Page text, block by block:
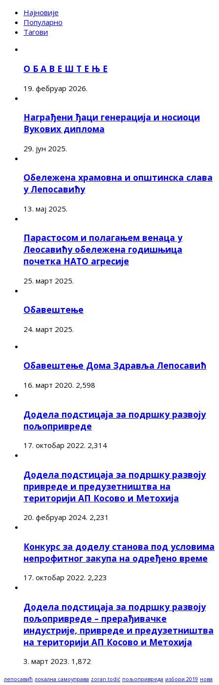
Најновије
Популарно
Тагови
О Б А В Е Ш Т Е Њ Е
19. фебруар 2026.
Награђени ђаци генерација и носиоци
Вукових диплома
29. јун 2025.
Обележена храмовна и општинска слава
у Лепосавићу
13. мај 2025.
Парастосом и полагањем венаца у
Леосавићу обележена годишњица
почетка НАТО агресије
25. март 2025.
Обавештење
24. март 2025.
Обавештење Дома Здравља Лепосавић
16. март 2020. 2,598
Додела подстицаја за подршку развоју
пољопривреде
17. октобар 2022. 2,314
Додела подстицаја за подршку развоју
привреде и предузетништва на
територији АП Косово и Метохија
20. фебруар 2024. 2,231
Конкурс за доделу станова под условима
непрофитног закупа на одређено време
17. октобар 2022. 2,223
Додела подстицаја за подршку развоју
пољопривреде – прерађивачке
индустрије, привреде и предузетништва
на територији АП Косово и Метохија
3. март 2023. 1,872
лепосавић локална самоуправа zoran todić пољопривреда избори 2019 нова